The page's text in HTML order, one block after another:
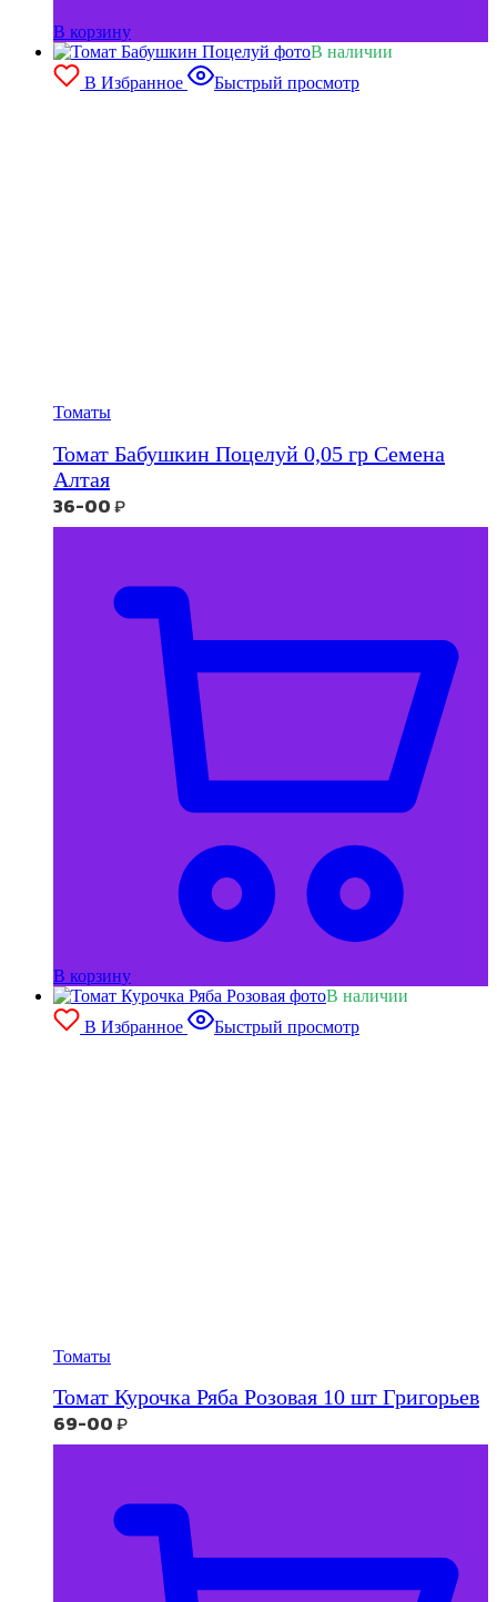
В корзину
В наличии
В Избранное
Быстрый просмотр
Томаты
Томат Бабушкин Поцелуй 0,05 гр Семена
Алтая
36-00₽
В корзину
В наличии
В Избранное
Быстрый просмотр
Томаты
Томат Курочка Ряба Розовая 10 шт Григорьев
69-00₽